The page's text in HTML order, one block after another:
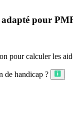
pour
pour calculer les
de handicap ?